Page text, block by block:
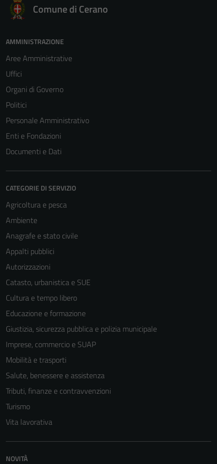
Comune di Cerano
AMMINISTRAZIONE
Aree Amministrative
Uffici
Organi di Governo
Politici
Personale Amministrativo
Enti e Fondazioni
Documenti e Dati
CATEGORIE DI SERVIZIO
Agricoltura e pesca
Ambiente
Anagrafe e stato civile
Appalti pubblici
Autorizzazioni
Catasto, urbanistica e SUE
Cultura e tempo libero
Educazione e formazione
Giustizia, sicurezza pubblica e polizia municipale
Imprese, commercio e SUAP
Mobilità e trasporti
Salute, benessere e assistenza
Tributi, finanze e contravvenzioni
Turismo
Vita lavorativa
NOVITÀ